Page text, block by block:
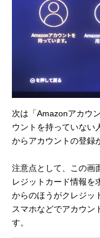
次は「Amazonアカウ
ウントを持っていない
からアカウントの登録
注意点として、この画
レジットカード情報を
からのほうがクレジッ
スマホなどでアカウン
す。